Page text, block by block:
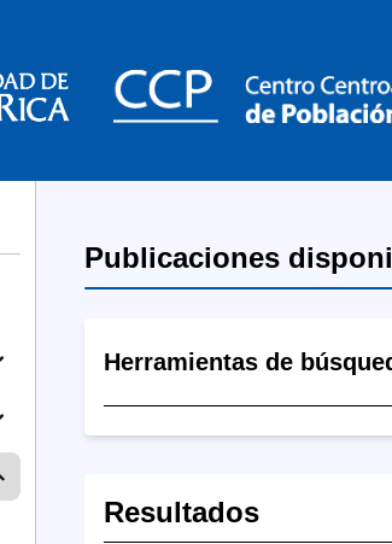
Publicaciones
Herramientas de
Resultados